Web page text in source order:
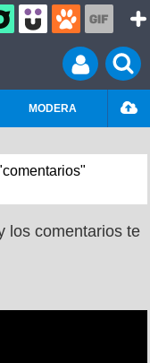
MODERA
los comentarios te